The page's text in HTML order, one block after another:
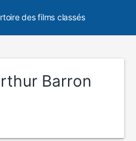
des films classés
Barron